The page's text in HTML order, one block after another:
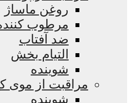
روغن ماساژ
مرطوب
ضد آفتاب
التیام بخش
شوینده
مراقبت از موی
شوینده